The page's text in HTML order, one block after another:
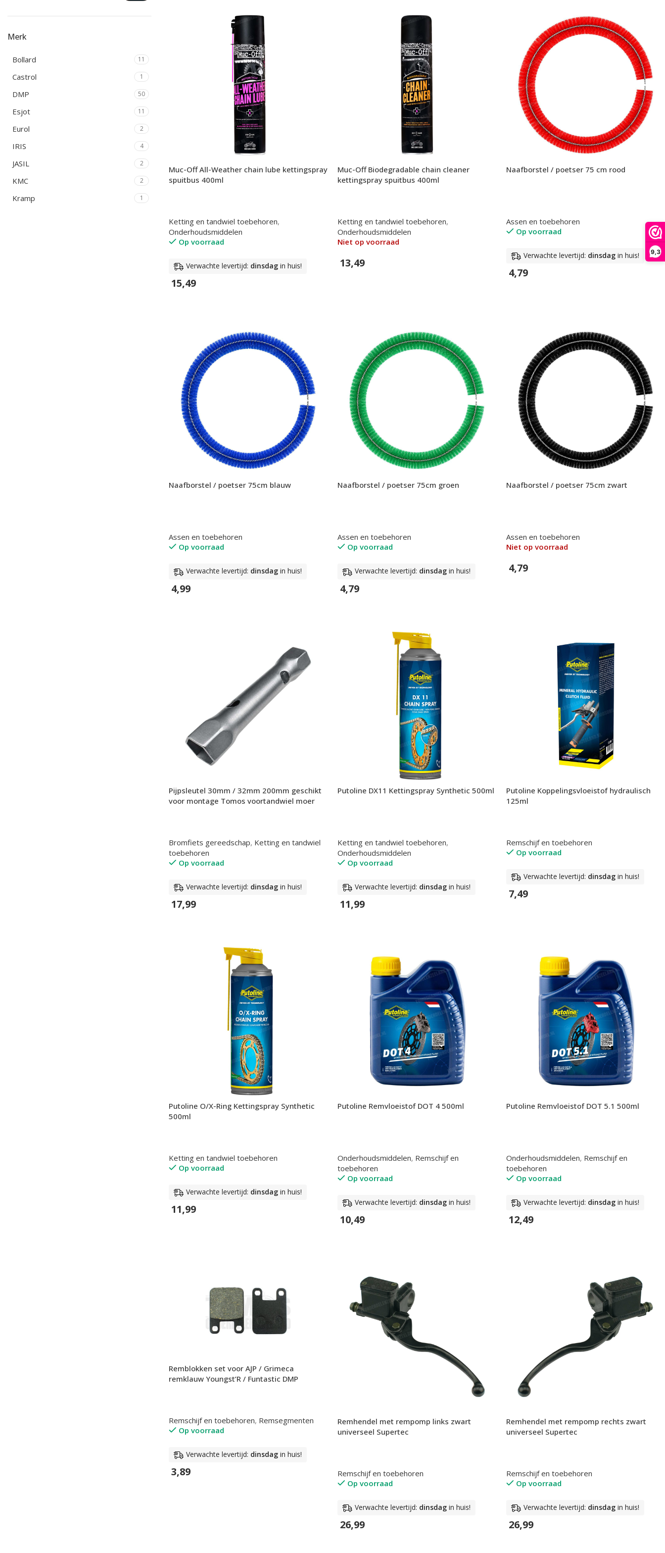
9,3
Merk
Bollard 11
Castrol 1
DMP 50
Esjot 11
Eurol 2
IRIS 4
JASIL 2
KMC 2
Kramp 1
Muc-Off All-Weather chain lube kettingspray
spuitbus 400ml
Ketting en tandwiel toebehoren,
Onderhoudsmiddelen
Op voorraad
Verwachte levertijd: dinsdag in huis!
15,49
Muc-Off Biodegradable chain cleaner
kettingspray spuitbus 400ml
Ketting en tandwiel toebehoren,
Onderhoudsmiddelen
Niet op voorraad
13,49
Naafborstel / poetser 75 cm rood
Assen en toebehoren
Op voorraad
Verwachte levertijd: dinsdag in huis!
4,79
Naafborstel / poetser 75cm blauw
Assen en toebehoren
Op voorraad
Verwachte levertijd: dinsdag in huis!
4,99
Naafborstel / poetser 75cm groen
Assen en toebehoren
Op voorraad
Verwachte levertijd: dinsdag in huis!
4,79
Naafborstel / poetser 75cm zwart
Assen en toebehoren
Niet op voorraad
4,79
Pijpsleutel 30mm / 32mm 200mm geschikt
voor montage Tomos voortandwiel moer
Bromfiets gereedschap, Ketting en tandwiel
toebehoren
Op voorraad
Verwachte levertijd: dinsdag in huis!
17,99
Putoline DX11 Kettingspray Synthetic 500ml
Ketting en tandwiel toebehoren,
Onderhoudsmiddelen
Op voorraad
Verwachte levertijd: dinsdag in huis!
11,99
Putoline Koppelingsvloeistof hydraulisch
125ml
Remschijf en toebehoren
Op voorraad
Verwachte levertijd: dinsdag in huis!
7,49
Putoline O/X-Ring Kettingspray Synthetic
500ml
Ketting en tandwiel toebehoren
Op voorraad
Verwachte levertijd: dinsdag in huis!
11,99
Putoline Remvloeistof DOT 4 500ml
Onderhoudsmiddelen, Remschijf en
toebehoren
Op voorraad
Verwachte levertijd: dinsdag in huis!
10,49
Putoline Remvloeistof DOT 5.1 500ml
Onderhoudsmiddelen, Remschijf en
toebehoren
Op voorraad
Verwachte levertijd: dinsdag in huis!
12,49
Remblokken set voor AJP / Grimeca
remklauw Youngst’R / Funtastic DMP
Remschijf en toebehoren, Remsegmenten
Op voorraad
Verwachte levertijd: dinsdag in huis!
3,89
Remhendel met rempomp links zwart
universeel Supertec
Remschijf en toebehoren
Op voorraad
Verwachte levertijd: dinsdag in huis!
26,99
Remhendel met rempomp rechts zwart
universeel Supertec
Remschijf en toebehoren
Op voorraad
Verwachte levertijd: dinsdag in huis!
26,99